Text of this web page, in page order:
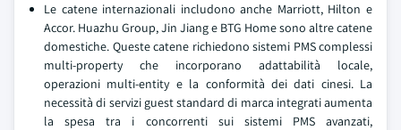
Le catene internazionali includono anche Marriott, Hilton e
Accor. Huazhu Group, Jin Jiang e BTG Home sono altre catene
domestiche. Queste catene richiedono sistemi PMS complessi
multi-property che incorporano adattabilità locale,
operazioni multi-entity e la conformità dei dati cinesi. La
necessità di servizi guest standard di marca integrati aumenta
la spesa tra i concorrenti sui sistemi PMS avanzati,